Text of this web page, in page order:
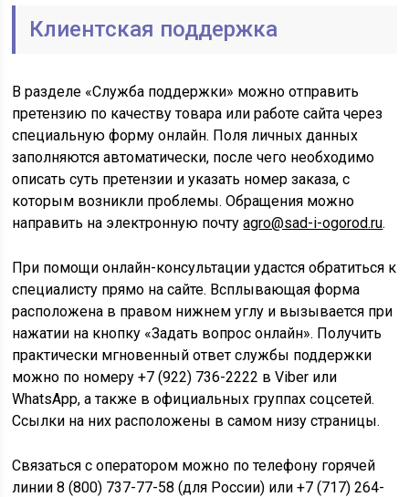
Клиентская поддержка
В разделе «Служба поддержки» можно отправить
претензию по качеству товара или работе сайта через
специальную форму онлайн. Поля личных данных
заполняются автоматически, после чего необходимо
описать суть претензии и указать номер заказа, с
которым возникли проблемы. Обращения можно
направить на электронную почтуagro@sad-i-ogorod.ru.
При помощи онлайн-консультации удастся обратиться к
специалисту прямо на сайте. Всплывающая форма
расположена в правом нижнем углу и вызывается при
нажатии на кнопку «Задать вопрос онлайн». Получить
практически мгновенный ответ службы поддержки
можно по номеру +7 (922) 736-2222 в Viber или
WhatsApp, а также в официальных группах соцсетей.
Ссылки на них расположены в самом низу страницы.
Связаться с оператором можно по телефону горячей
линии 8 (800) 737-77-58 (для России) или +7 (717) 264-